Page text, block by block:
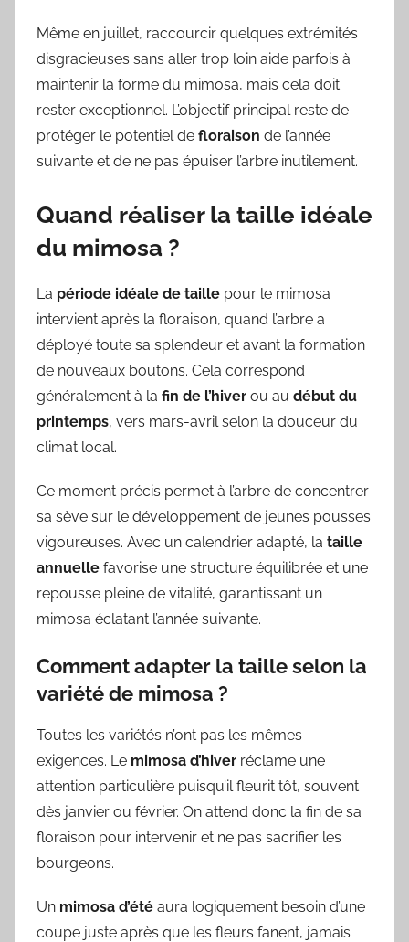
Même en juillet, raccourcir quelques extrémités
disgracieuses sans aller trop loin aide parfois à
maintenir la forme du mimosa, mais cela doit
rester exceptionnel. L’objectif principal reste de
protéger le potentiel de floraison de l’année
suivante et de ne pas épuiser l’arbre inutilement.
Quand réaliser la taille idéale
du mimosa ?
La période idéale de taille pour le mimosa
intervient après la floraison, quand l’arbre a
déployé toute sa splendeur et avant la formation
de nouveaux boutons. Cela correspond
généralement à la fin de l’hiver ou au début du
printemps, vers mars-avril selon la douceur du
climat local.
Ce moment précis permet à l’arbre de concentrer
sa sève sur le développement de jeunes pousses
vigoureuses. Avec un calendrier adapté, la taille
annuelle favorise une structure équilibrée et une
repousse pleine de vitalité, garantissant un
mimosa éclatant l’année suivante.
Comment adapter la taille selon la
variété de mimosa ?
Toutes les variétés n’ont pas les mêmes
exigences. Le mimosa d’hiver réclame une
attention particulière puisqu’il fleurit tôt, souvent
dès janvier ou février. On attend donc la fin de sa
floraison pour intervenir et ne pas sacrifier les
bourgeons.
Un mimosa d’été aura logiquement besoin d’une
coupe juste après que les fleurs fanent, jamais